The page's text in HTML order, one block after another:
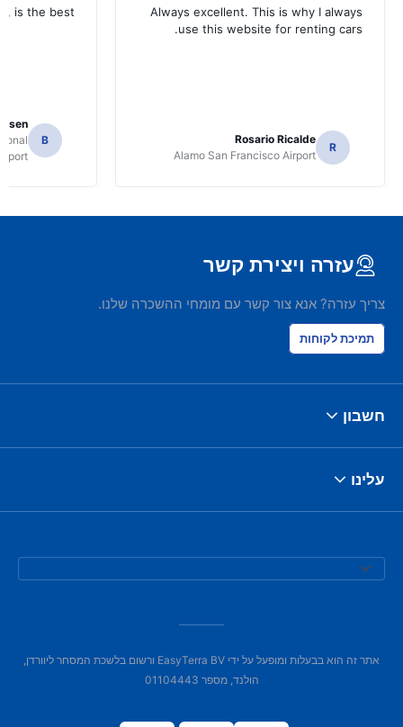
Always excellent. This is why I always
use this website for renting cars.
R
Rosario Ricalde
Alamo San Francisco Airport
is the best.
B
עזרה ויצירת קשר
צריך עזרה? אנא צור קשר עם מומחי ההשכרה שלנו.
תמיכת לקוחות
חשבון
עלינו
אתר זה הוא בבעלות ומופעל על ידי EasyTerra BV ורשום בלשכת המסחר ליוורדן,
הולנד, מספר 01104443